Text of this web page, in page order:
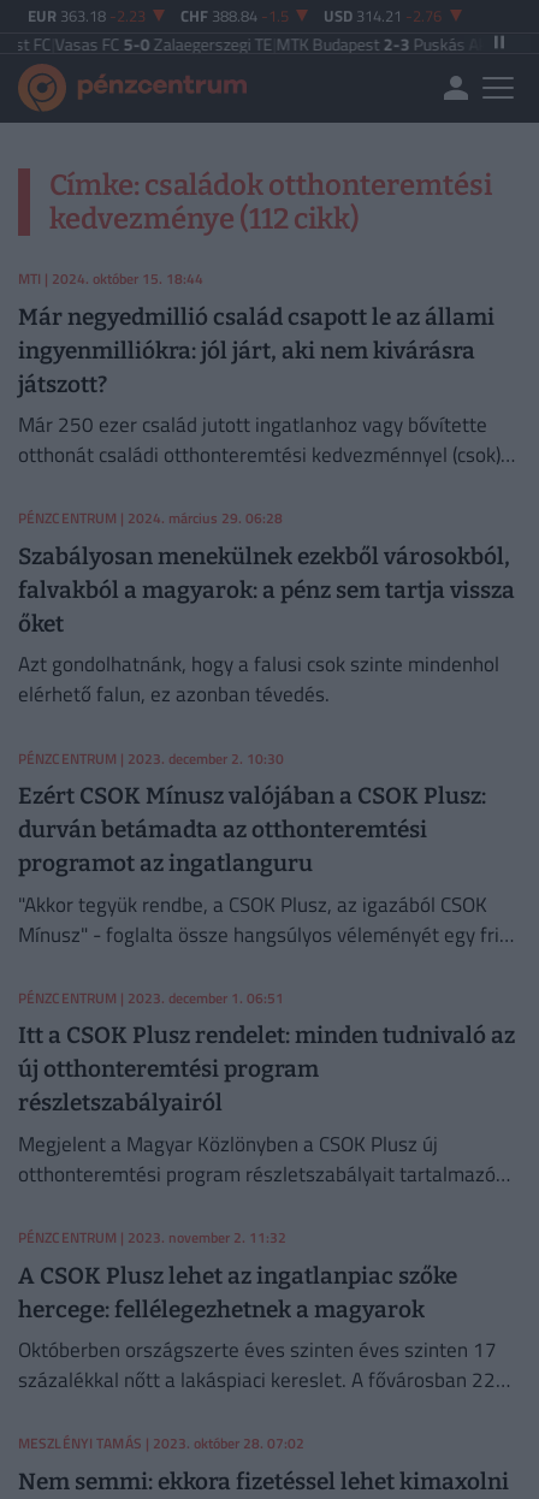
EUR 363.18 -2.23 CHF 388.84 -1.5 USD 314.21 -2.76
FC| Vasas FC 5-0Zalaegerszegi TE|MTK Budapest2-3Puskás Akadémia
Címke: családok otthonteremtési
kedvezménye (112 cikk)
MTI | 2024. október 15. 18:44
Már negyedmillió család csapott le az állami
ingyenmilliókra: jól járt, aki nem kivárásra
játszott?
Már 250 ezer család jutott ingatlanhoz vagy bővítette
otthonát családi otthonteremtési kedvezménnyel (csok)
PÉNZCENTRUM | 2024. március 29. 06:28
Szabályosan menekülnek ezekből városokból,
falvakból a magyarok: a pénz sem tartja vissza
őket
Azt gondolhatnánk, hogy a falusi csok szinte mindenhol
elérhető falun, ez azonban tévedés.
PÉNZCENTRUM | 2023. december 2. 10:30
Ezért CSOK Mínusz valójában a CSOK Plusz:
durván betámadta az otthonteremtési
programot az ingatlanguru
"Akkor tegyük rendbe, a CSOK Plusz, az igazából CSOK
Mínusz" - foglalta össze hangsúlyos véleményét egy friss
PÉNZCENTRUM | 2023. december 1. 06:51
Itt a CSOK Plusz rendelet: minden tudnivaló az
új otthonteremtési program
részletszabályairól
Megjelent a Magyar Közlönyben a CSOK Plusz új
otthonteremtési program részletszabályait tartalmazó
PÉNZCENTRUM | 2023. november 2. 11:32
A CSOK Plusz lehet az ingatlanpiac szőke
hercege: fellélegezhetnek a magyarok
Októberben országszerte éves szinten éves szinten 17
százalékkal nőtt a lakáspiaci kereslet. A fővárosban 22
lakóingatlanokra.
MESZLÉNYI TAMÁS | 2023. október 28. 07:02
Nem semmi: ekkora fizetéssel lehet kimaxolni